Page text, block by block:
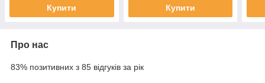
Купити Купити
Про нас
83% позитивних з 85 відгуків за рік